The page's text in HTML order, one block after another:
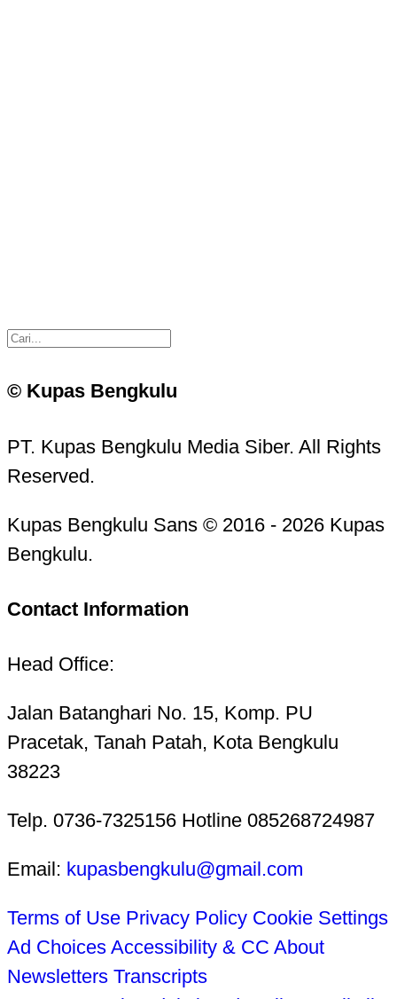
© Kupas Bengkulu
PT. Kupas Bengkulu Media Siber. All Rights
Reserved.
Kupas Bengkulu Sans © 2016 - 2026 Kupas
Bengkulu.
Contact Information
Head Office:
Jalan Batanghari No. 15, Komp. PU
Pracetak, Tanah Patah, Kota Bengkulu
38223
Telp. 0736-7325156 Hotline 085268724987
Email: kupasbengkulu@gmail.com
Terms of Use Privacy Policy Cookie Settings
Ad Choices Accessibility & CC About
Newsletters Transcripts